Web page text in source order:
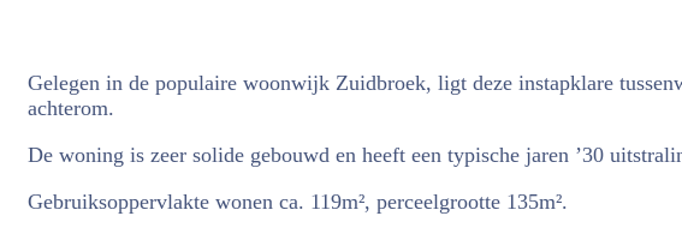
Gelegen in de populaire woonwijk Zuidbroek, ligt deze instapklare
achterom.
De woning is zeer solide gebouwd en heeft een typische jaren ’30
Gebruiksoppervlakte wonen ca. 119m², perceelgrootte 135m².